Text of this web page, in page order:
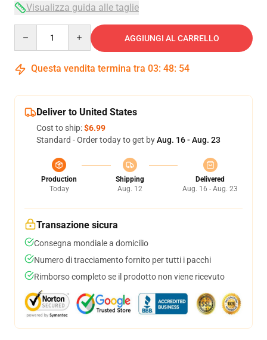
Visualizza guida alle taglie
AGGIUNGI AL CARRELLO
Questa vendita termina tra 03: 48: 53
Deliver to United States
Cost to ship:$6.99
Standard - Order today to get byAug. 16 - Aug. 23
Production
Today
Shipping
Aug. 12
Delivered
Aug. 16 - Aug. 23
Transazione sicura
Consegna mondiale a domicilio
Numero di tracciamento fornito per tutti i pacchi
Rimborso completo se il prodotto non viene ricevuto